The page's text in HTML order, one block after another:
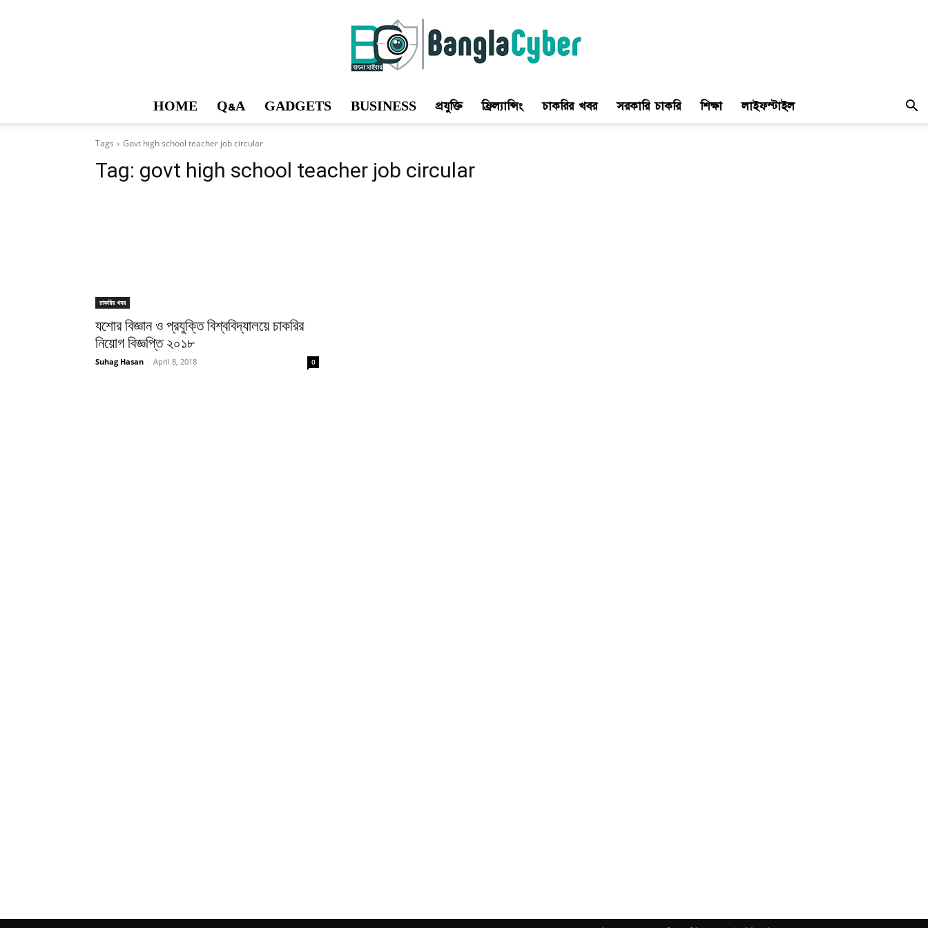
HOME Q&A GADGETS BUSINESS প্রযুক্তি ফ্রিল্যান্সিং চাকরির খবর সরকারি চাকরি শিক্ষা লাইফস্টাইল
Tags Govt high school teacher job circular
Tag: govt high school teacher job circular
চাকরির খবর
যশোর বিজ্ঞান ও প্রযুক্তি বিশ্ববিদ্যালয়ে চাকরির
নিয়োগ বিজ্ঞপ্তি ২০১৮
Suhag Hasan - April 8, 2018 0